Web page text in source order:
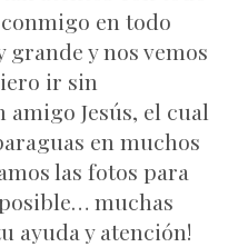
en todo
y nos vemos
ir sin
Jesús, el cual
en muchos
las fotos para
muchas
ayuda y atención!